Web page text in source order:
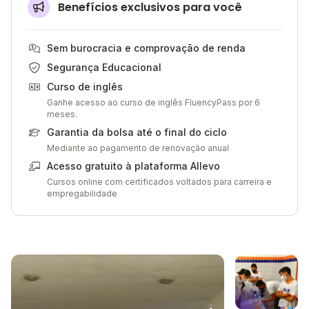
Benefícios exclusivos para você
Sem burocracia e comprovação de renda
Segurança Educacional
Curso de inglês
Ganhe acesso ao curso de inglês FluencyPass por 6
meses.
Garantia da bolsa até o final do ciclo
Mediante ao pagamento de renovação anual
Acesso gratuito à plataforma Allevo
Cursos online com certificados voltados para carreira e
empregabilidade
Galeria de imagem